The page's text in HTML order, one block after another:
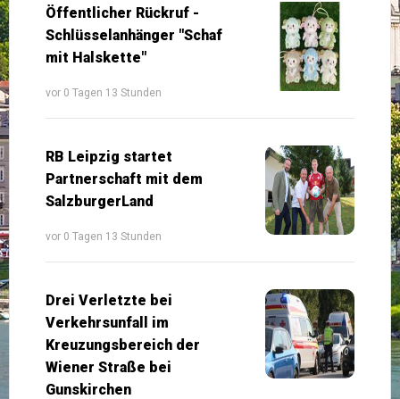
Öffentlicher Rückruf -
Schlüsselanhänger "Schaf
mit Halskette"
vor 0 Tagen 13 Stunden
RB Leipzig startet
Partnerschaft mit dem
SalzburgerLand
vor 0 Tagen 13 Stunden
Drei Verletzte bei
Verkehrsunfall im
Kreuzungsbereich der
Wiener Straße bei
Gunskirchen